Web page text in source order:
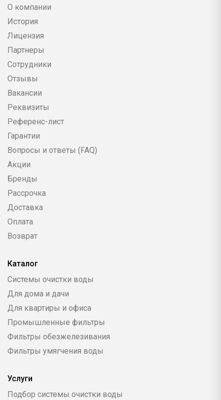
О компании
История
Лицензия
Партнеры
Сотрудники
Отзывы
Вакансии
Реквизиты
Референс-лист
Гарантии
Вопросы и ответы (FAQ)
Акции
Бренды
Рассрочка
Доставка
Оплата
Возврат
Каталог
Системы очистки воды
Для дома и дачи
Для квартиры и офиса
Промышленные фильтры
Фильтры обезжелезивания
Фильтры умягчения воды
Услуги
Подбор системы очистки воды